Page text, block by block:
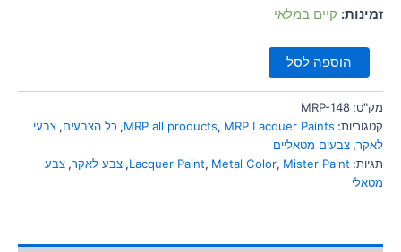
font_download סמן קישורים
כל
זמינות: קיים במלאי
הוספה לסל
מק"ט: MRP-148
קטגוריות:
MRP all products, MRP Lacquer Paints
, כל הצבעים, צבעי
לאקר, צבעים מטאליים
תגיות:
Lacquer Paint, Metal Color, Mister Paint
, צבע לאקר, צבע
מטאלי